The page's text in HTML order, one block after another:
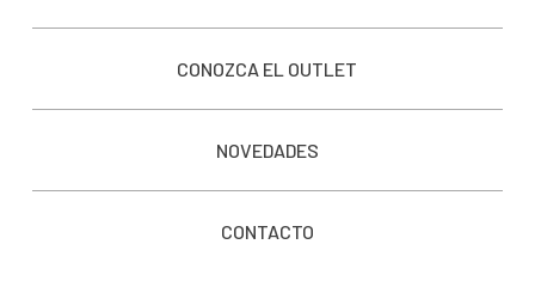
CONOZCA EL OUTLET
NOVEDADES
CONTACTO